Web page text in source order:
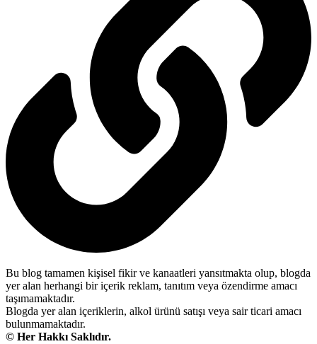
Bu blog tamamen kişisel fikir ve kanaatleri yansıtmakta olup, blogda
yer alan herhangi bir içerik reklam, tanıtım veya özendirme amacı
taşımamaktadır.
Blogda yer alan içeriklerin, alkol ürünü satışı veya sair ticari amacı
bulunmamaktadır.
© Her Hakkı Saklıdır.